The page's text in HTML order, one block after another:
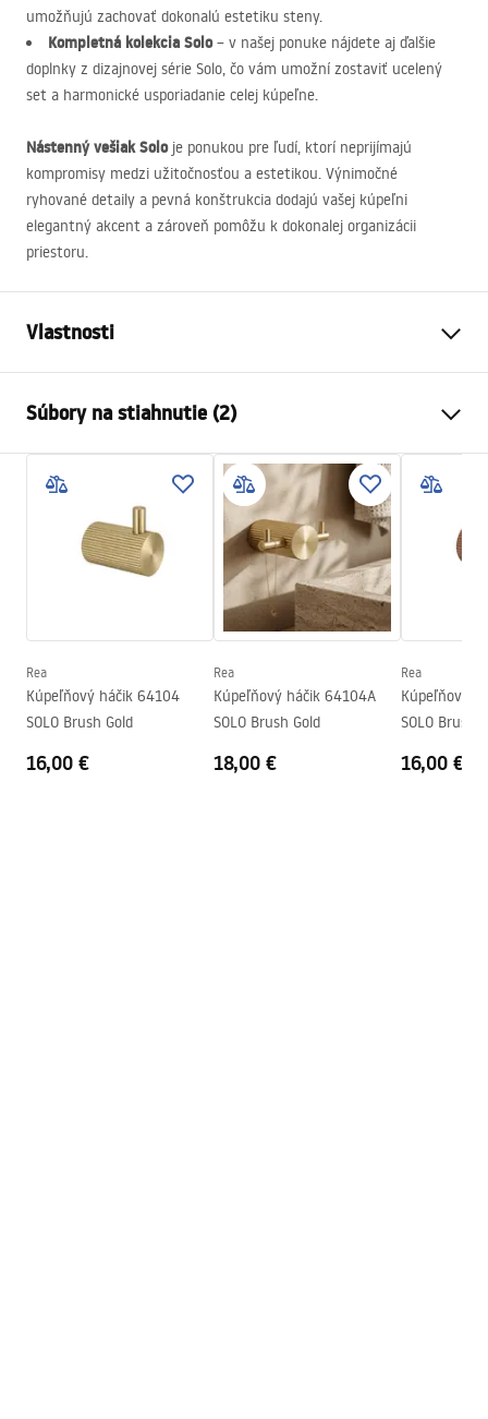
umožňujú zachovať dokonalú estetiku steny.
Kompletná kolekcia Solo– v našej ponuke nájdete aj ďalšie
doplnky z dizajnovej série Solo, čo vám umožní zostaviť ucelený
set a harmonické usporiadanie celej kúpeľne.
Nástenný vešiak Soloje ponukou pre ľudí, ktorí neprijímajú
kompromisy medzi užitočnosťou a estetikou. Výnimočné
ryhované detaily a pevná konštrukcia dodajú vašej kúpeľni
elegantný akcent a zároveň pomôžu k dokonalej organizácii
priestoru.
Vlastnosti
Materiál
Spôsob montáže
Skrutkovací
Šírka
600mm
65 mm
Solo
24 mesiacov
Súbory na stiahnutie (2)
Záručné podmienky
Warranty_Terms_and_Conditions_Accessories_-_24.pdf
Bezpečnostné informácie
Safety_Information_Accessories.pdf
Rea
Kúpeľňový háčik 64104
SOLO Brush Gold
16,00 €
Rea
Kúpeľňový háčik 64104A
SOLO Brush Gold
18,00 €
Rea
Kúpeľňový
SOLO Brush
16,00 €